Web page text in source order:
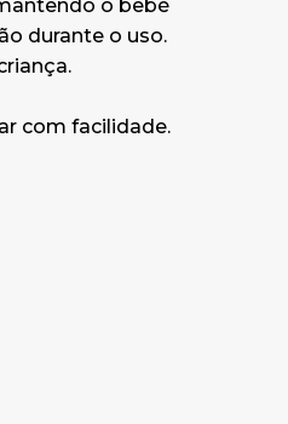
o bebé
durante o uso.
com facilidade.